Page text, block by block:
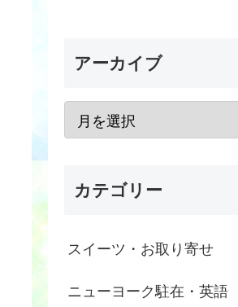
アーカイブ
カテゴリー
スイーツ・お取り寄せ
ニューヨーク駐在・英語